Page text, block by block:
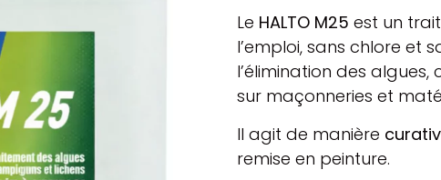
Le HALTO M25 est un
l’emploi, sans chlore et
l’élimination des
sur maçonneries et
Il agit de manière
remise en peinture.